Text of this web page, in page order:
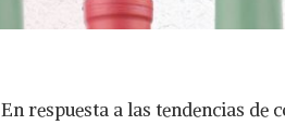
En respuesta a las tendencias de